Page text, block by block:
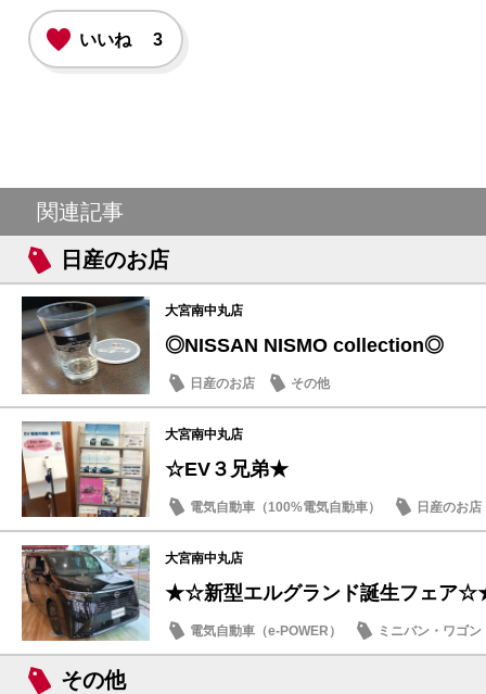
いいね 3
関連記事
日産のお店
大宮南中丸店
◎NISSAN NISMO collection◎
日産のお店 その他
大宮南中丸店
☆EV３兄弟★
電気自動車（100%電気自動車） 日産のお店
大宮南中丸店
★☆新型エルグランド誕生フェア
電気自動車（e-POWER）
ミニバン・ワゴン
試乗車・展示車
日産のお店
その他